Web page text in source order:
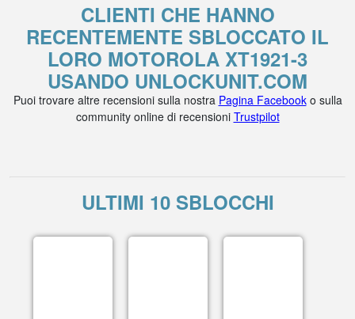
CLIENTI CHE HANNO
RECENTEMENTE SBLOCCATO IL
LORO MOTOROLA XT1921-3
USANDO UNLOCKUNIT.COM
Puoi trovare altre recensioni sulla nostra Pagina Facebooko sulla
community online di recensioni Trustpilot
ULTIMI 10 SBLOCCHI